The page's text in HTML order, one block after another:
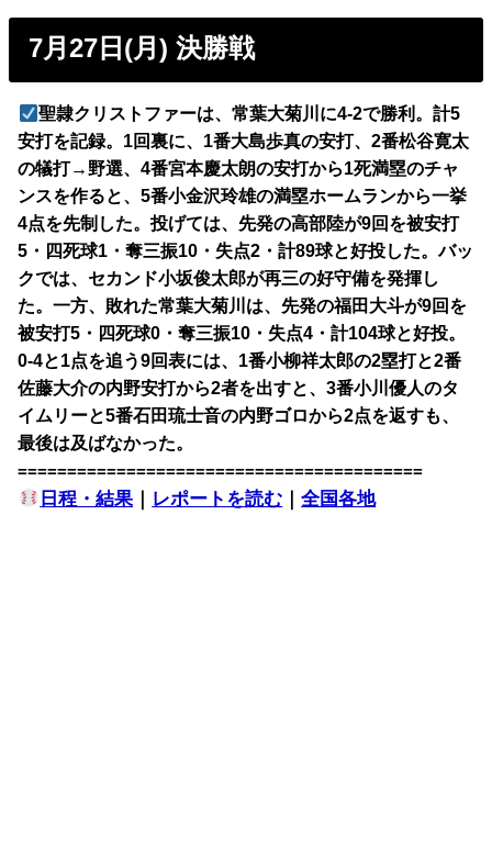
7月27日(月) 決勝戦
聖隷クリストファーは、常葉大菊川に4-2で勝利。計5
安打を記録。1回裏に、1番大島歩真の安打、2番松谷寛太
の犠打→野選、4番宮本慶太朗の安打から1死満塁のチャ
ンスを作ると、5番小金沢玲雄の満塁ホームランから一挙
4点を先制した。投げては、先発の高部陸が9回を被安打
5・四死球1・奪三振10・失点2・計89球と好投した。バッ
クでは、セカンド小坂俊太郎が再三の好守備を発揮し
た。一方、敗れた常葉大菊川は、先発の福田大斗が9回を
被安打5・四死球0・奪三振10・失点4・計104球と好投。
0-4と1点を追う9回表には、1番小柳祥太郎の2塁打と2番
佐藤大介の内野安打から2者を出すと、3番小川優人のタ
イムリーと5番石田琉士音の内野ゴロから2点を返すも、
最後は及ばなかった。
=========================================
日程・結果｜ レポートを読む ｜全国各地